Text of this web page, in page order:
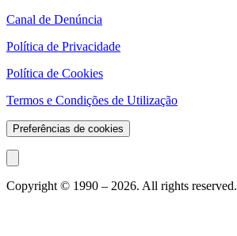
Canal de Denúncia
Política de Privacidade
Política de Cookies
Termos e Condições de Utilização
Preferências de cookies
Copyright © 1990 – 2026. All rights reserved.